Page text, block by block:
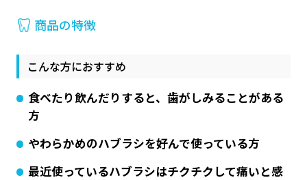
商品の特徴
こんな方におすすめ
食べたり飲んだりすると、歯がしみることがある
方
やわらかめのハブラシを好んで使っている方
最近使っているハブラシはチクチクして痛いと感